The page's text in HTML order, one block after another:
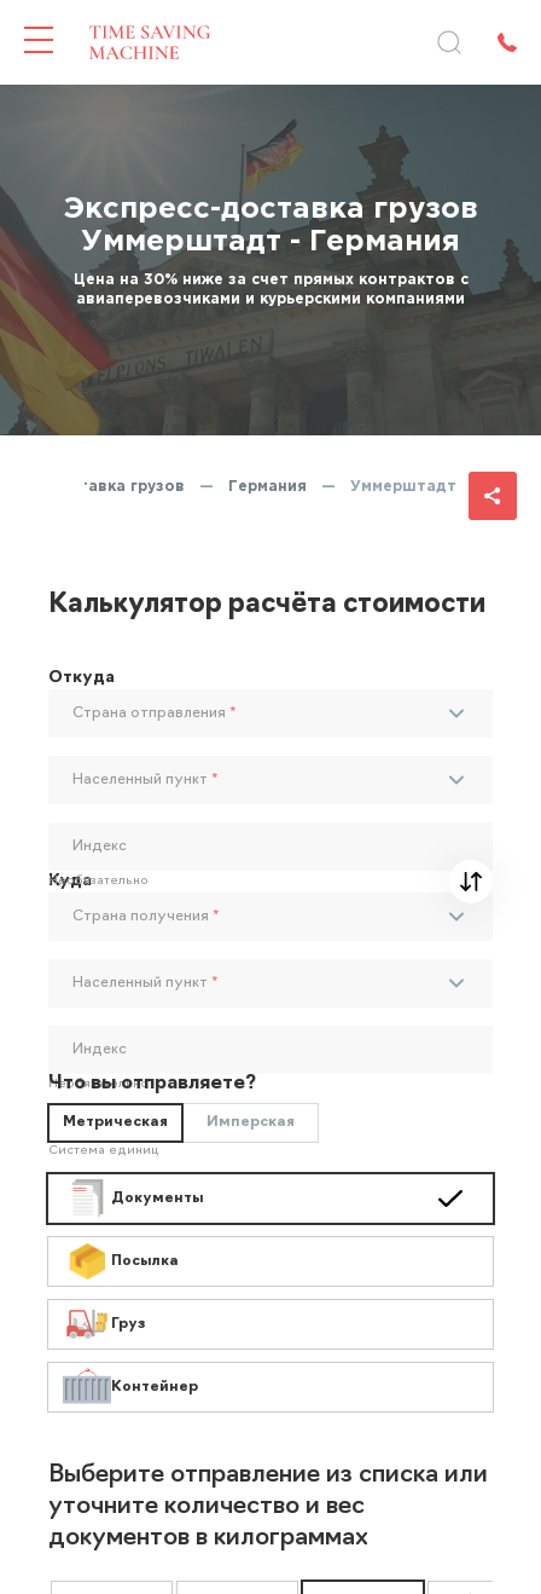
Экспресс-доставка грузов
Уммерштадт - Германия
Цена на 30% ниже за счет прямых контрактов с
авиаперевозчиками и курьерскими компаниями
доставка грузов — Германия — Уммерштадт
Калькулятор расчёта стоимости
Откуда
Страна отправления *
Населенный пункт *
Индекс
Необязательно
Куда
Страна получения *
Населенный пункт *
Индекс
Необязательно
Что вы отправляете?
Метрическая Имперская
Система единиц
Документы
Посылка
Груз
Контейнер
Выберите отправление из списка или
уточните количество и вес
документов в килограммах